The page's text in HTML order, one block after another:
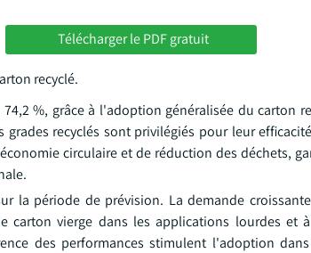
Télécharger le PDF gratuit
recyclé.
%, grâce à l'adoption généralisée du carton
recyclés sont privilégiés pour leur
circulaire et de réduction des déchets,
la période de prévision. La demande
vierge dans les applications lourdes et
des performances stimulent l'adoption